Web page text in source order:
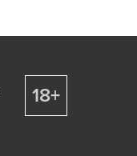
18+